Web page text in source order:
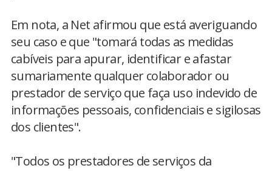
Em nota, a Net afirmou que está averiguando
seu caso e que "tomará todas as medidas
cabíveis para apurar, identificar e afastar
sumariamente qualquer colaborador ou
prestador de serviço que faça uso indevido de
informações pessoais, confidenciais e sigilosas
dos clientes".
"Todos os prestadores de serviços da